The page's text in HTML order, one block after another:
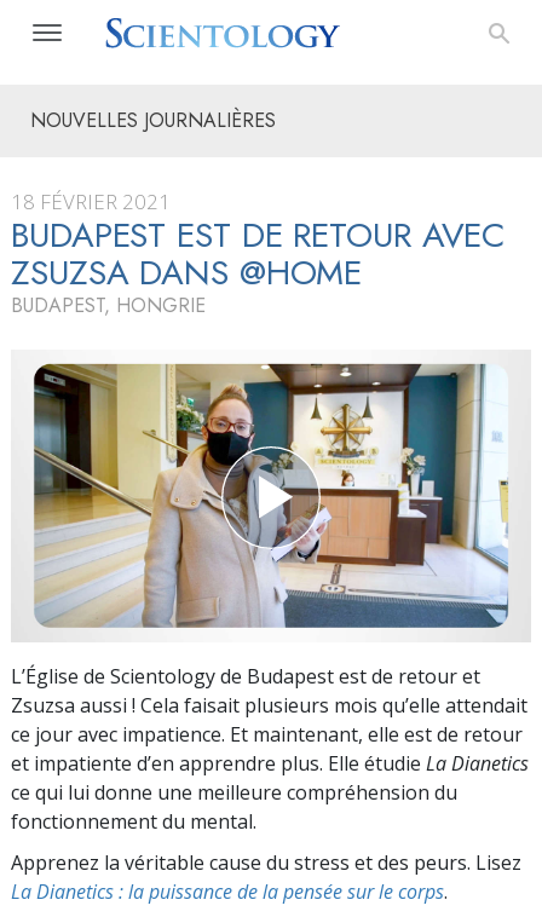
NOUVELLES JOURNALIÈRES
18 FÉVRIER 2021
BUDAPEST EST DE RETOUR AVEC
ZSUZSA DANS @HOME
BUDAPEST, HONGRIE
L’Église de Scientology de Budapest est de retour et
Zsuzsa aussi ! Cela faisait plusieurs mois qu’elle attendait
ce jour avec impatience. Et maintenant, elle est de retour
et impatiente d’en apprendre plus. Elle étudie La Dianetics
ce qui lui donne une meilleure compréhension du
fonctionnement du mental.
Apprenez la véritable cause du stress et des peurs. Lisez
La Dianetics : la puissance de la pensée sur le corps.